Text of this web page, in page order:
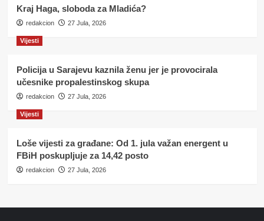
Kraj Haga, sloboda za Mladića?
redakcion 27 Jula, 2026
Vijesti
Policija u Sarajevu kaznila ženu jer je provocirala
učesnike propalestinskog skupa
redakcion 27 Jula, 2026
Vijesti
Loše vijesti za građane: Od 1. jula važan energent u
FBiH poskupljuje za 14,42 posto
redakcion 27 Jula, 2026